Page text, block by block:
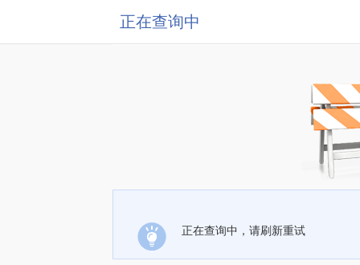
正在查询中
正在查询中，请刷新重试